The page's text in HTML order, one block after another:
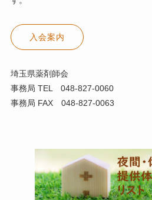
入会案内
埼玉県薬剤師会
事務局 TEL 048-827-0060
事務局 FAX 048-827-0063